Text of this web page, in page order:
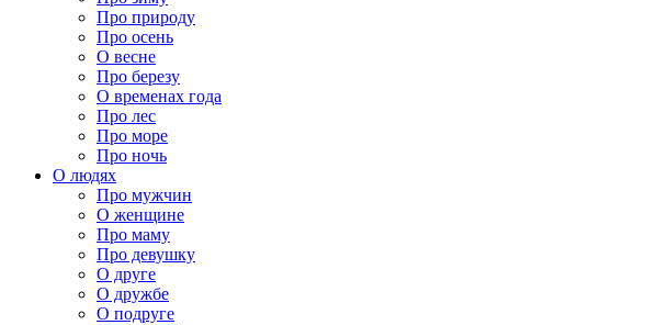
Про природу
Про осень
О весне
Про березу
О временах года
Про лес
Про море
Про ночь
О людях
Про мужчин
О женщине
Про маму
Про девушку
О друге
О дружбе
О подруге